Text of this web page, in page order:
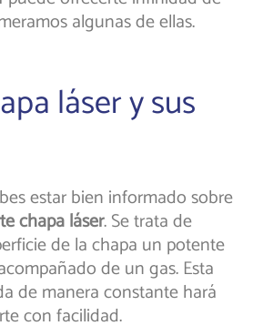
algunas de ellas.
láser y sus
estar bien informado sobre
chapa láser. Se trata de
de la chapa un potente
de un gas. Esta
de manera constante hará
con facilidad.